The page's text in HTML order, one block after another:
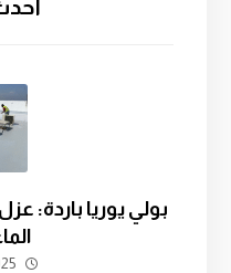
بولي يوريا